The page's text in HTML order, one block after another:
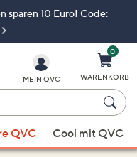
sparen 10 Euro! Code:
MEIN QVC
0
WARENKORB
QVC Cool mit QVC